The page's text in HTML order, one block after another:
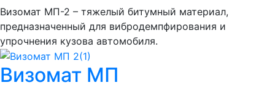
Визомат МП-2 – тяжелый битумный материал,
предназначенный для вибродемпфирования и
упрочнения кузова автомобиля.
Визомат МП